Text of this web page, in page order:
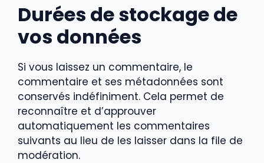
Durées de stockage de
vos données
Si vous laissez un commentaire, le
commentaire et ses métadonnées sont
conservés indéfiniment. Cela permet de
reconnaître et d’approuver
automatiquement les commentaires
suivants au lieu de les laisser dans la file de
modération.